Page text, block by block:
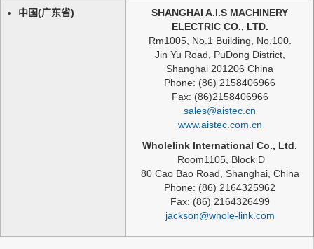
中国(广东省)
SHANGHAI A.I.S MACHINERY
ELECTRIC CO., LTD.
Rm1005, No.1 Building, No.100.
Jin Yu Road, PuDong District,
Shanghai 201206 China
Phone: (86) 2158406966
Fax: (86)2158406966
sales@aistec.cn
www.aistec.com.cn
Wholelink International Co., Ltd.
Room1105, Block D
80 Cao Bao Road, Shanghai, China
Phone: (86) 2164325962
Fax: (86) 2164326499
jackson@whole-link.com